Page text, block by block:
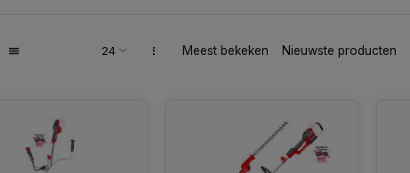
Meest bekeken Nieuwste producten